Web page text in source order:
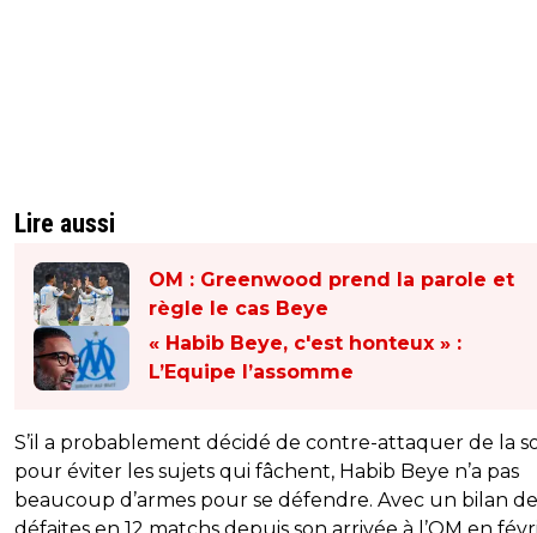
Lire aussi
OM : Greenwood prend la parole et
règle le cas Beye
« Habib Beye, c'est honteux » :
L’Equipe l’assomme
S’il a probablement décidé de contre-attaquer de la
pour éviter les sujets qui fâchent, Habib Beye n’a pas
beaucoup d’armes pour se défendre. Avec un bilan
défaites en 12 matchs depuis son arrivée à l’OM en